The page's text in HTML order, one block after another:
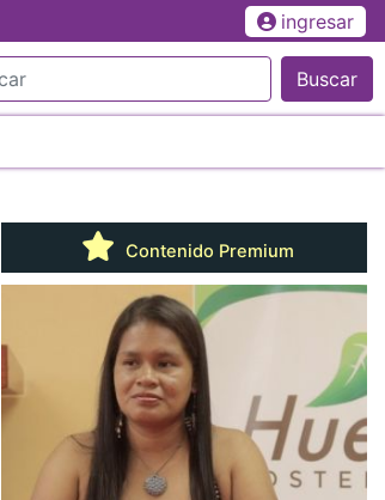
ingresar
Buscar
Contenido Premium